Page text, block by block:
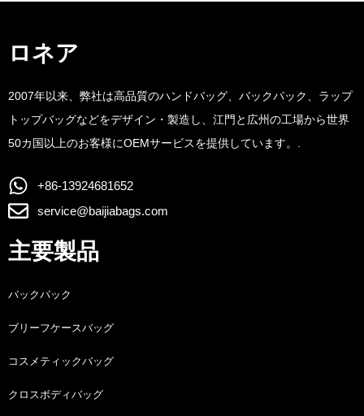
ロネア
2007年以来、弊社は高品質のハンドバッグ、バックパック、ラップ
トップバッグなどをデザイン・製造し、江門と広州の工場から世界
50カ国以上のお客様にOEMサービスを提供しています。.
+86-13924681652
service@baijiabags.com
主要製品
バックパック
ブリーフケースバッグ
コスメティックバッグ
クロスボディバッグ